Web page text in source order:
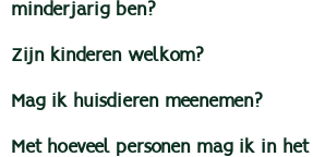
minderjarig ben?
Zijn kinderen welkom?
Mag ik huisdieren meenemen?
Met hoeveel personen mag ik in